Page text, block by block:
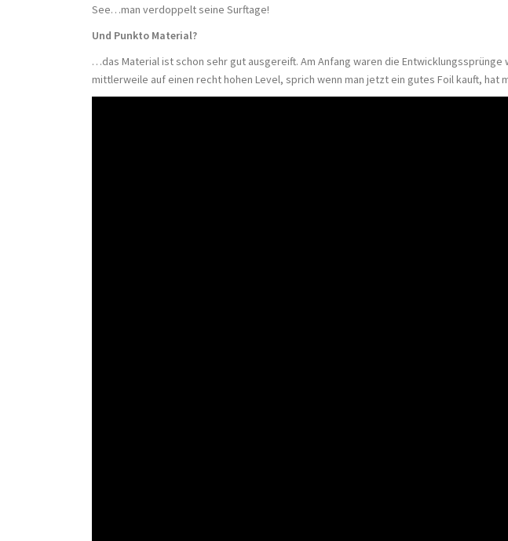
See…man verdoppelt seine Surftage!
Und Punkto Material?
…das Material ist schon sehr gut ausgereift. Am Anfang waren die
mittlerweile auf einen recht hohen Level, sprich wenn man jetzt ein gutes Foil kauft, hat